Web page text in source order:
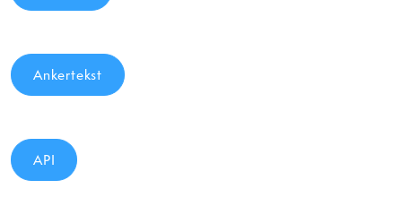
Ankertekst
API